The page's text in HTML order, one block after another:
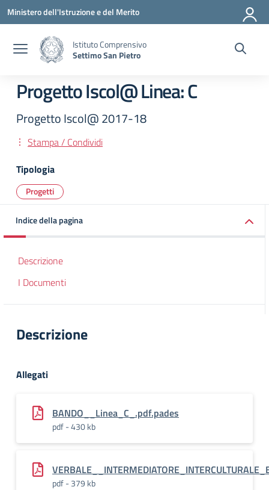
Vai ai contenuti
Vai al menu di navigazione
Vai al footer
Ministero dell'Istruzione e del Merito
Istituto Comprensivo
Settimo San Pietro
Progetto Iscol@ Linea: C
Progetto Iscol@ 2017-18
Stampa / Condividi
Tipologia
Progetti
Indice della pagina
Descrizione
I Documenti
Descrizione
Allegati
BANDO__Linea_C_.pdf.pades
pdf - 430 kb
pdf - 379 kb